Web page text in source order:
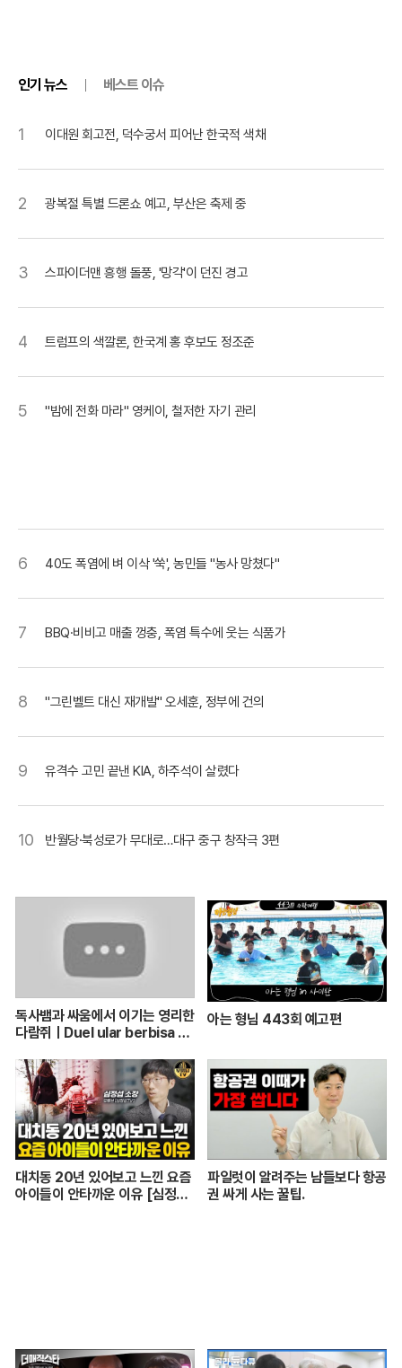
인기 뉴스 베스트 이슈
1 이대원 회고전, 덕수궁서 피어난 한국적 색채
2 광복절 특별 드론쇼 예고, 부산은 축제 중
3 스파이더맨 흥행 돌풍, '망각'이 던진 경고
4 트럼프의 색깔론, 한국계 홍 후보도 정조준
5 "밤에 전화 마라" 영케이, 철저한 자기 관리
6 40도 폭염에 벼 이삭 '쑥', 농민들 "농사 망쳤다"
7 BBQ·비비고 매출 껑충, 폭염 특수에 웃는 식품가
8 "그린벨트 대신 재개발" 오세훈, 정부에 건의
9 유격수 고민 끝낸 KIA, 하주석이 살렸다
10 반월당·북성로가 무대로…대구 중구 창작극 3편
독사뱀과 싸움에서 이기는 영리한
다람쥐ㅣDuel ular berbisa da
운 동물싸움
아는 형님 443회 예고편
대치동 20년 있어보고 느낀 요즘
아이들이 안타까운 이유 [심정섭
파일럿이 알려주는 남들보다 항공
권 싸게 사는 꿀팁.